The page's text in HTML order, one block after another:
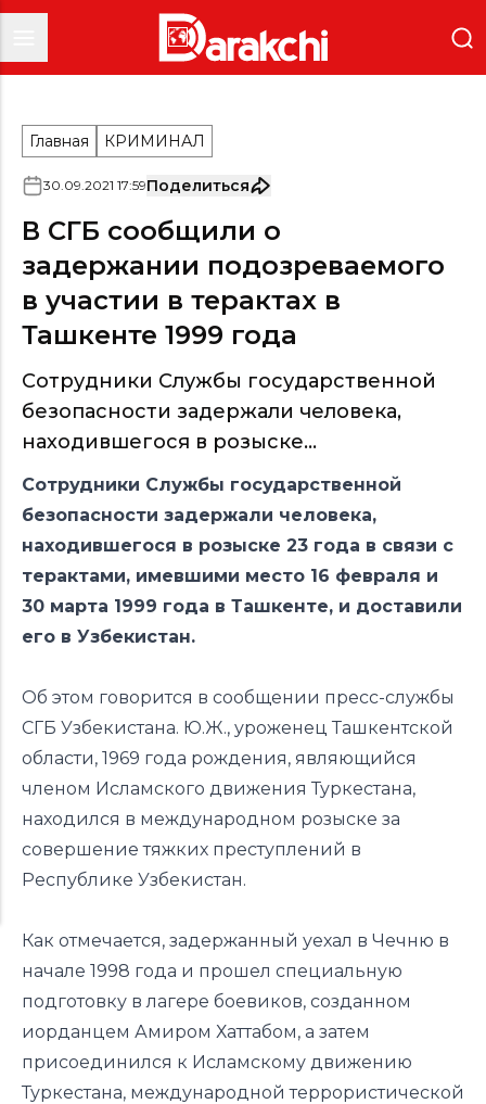
Главная КРИМИНАЛ
30.09.2021 17:59Поделиться
В СГБ сообщили о
задержании подозреваемого
в участии в терактах в
Ташкенте 1999 года
Сотрудники Службы государственной
безопасности задержали человека,
находившегося в розыске...
Сотрудники Службы государственной
безопасности задержали человека,
находившегося в розыске 23 года в связи с
терактами, имевшими место 16 февраля и
30 марта 1999 года в Ташкенте, и доставили
его в Узбекистан.
Об этом говорится в сообщении пресс-службы
СГБ Узбекистана. Ю.Ж., уроженец Ташкентской
области, 1969 года рождения, являющийся
членом Исламского движения Туркестана,
находился в международном розыске за
совершение тяжких преступлений в
Республике Узбекистан.
Как отмечается, задержанный уехал в Чечню в
начале 1998 года и прошел специальную
подготовку в лагере боевиков, созданном
иорданцем Амиром Хаттабом, а затем
присоединился к Исламскому движению
Туркестана, международной террористической